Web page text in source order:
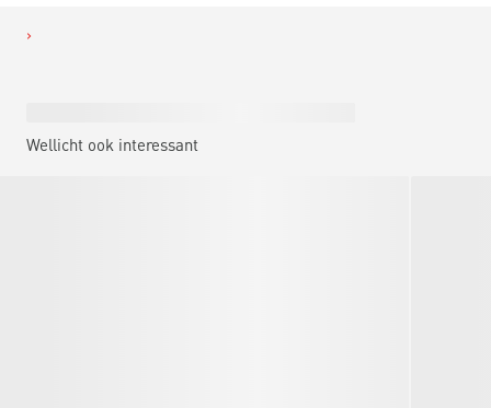
Wellicht ook interessant